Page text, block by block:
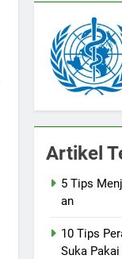
Artikel
5 Tips
an
10 Tips
Suka